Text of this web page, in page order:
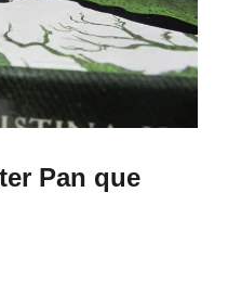
Pan que